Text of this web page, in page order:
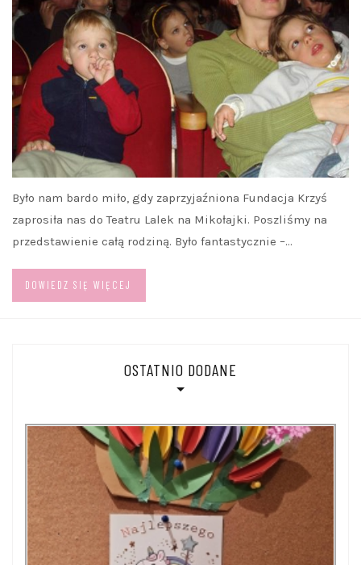
Było nam bardo miło, gdy zaprzyjaźniona Fundacja Krzyś
zaprosiła nas do Teatru Lalek na Mikołajki. Poszliśmy na
przedstawienie całą rodziną. Było fantastycznie –…
DOWIEDZ SIĘ WIĘCEJ
OSTATNIO DODANE